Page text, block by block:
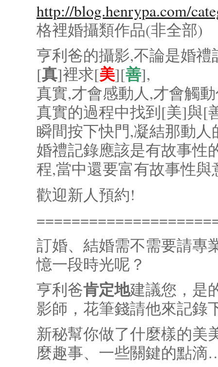
http://blog.henrypa.com/
格裡婚攝類作品(非全部)
亨利爸的攝影,不論是婚
[真]裡求[美][善],
真實,才會感動人,才會觸
真實的過程中找到[美]與[
瞬間按下快門,凝結那動人
婚禮記錄應該是有故事性
程,當中還要富有故事性
歡迎新人預約!
訂婚、結婚需不需要請專
憶一段時光呢？
亨利爸肯定地建議您，是
影師，花筆錢請他來記錄
新秘幫你做了什麼樣的美
麼趣事、一些關鍵的點